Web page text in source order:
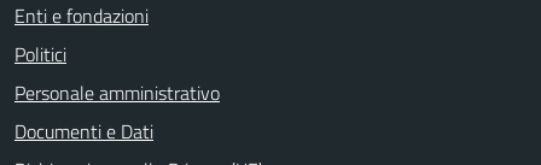
Enti e fondazioni
Politici
Personale amministrativo
Documenti e Dati